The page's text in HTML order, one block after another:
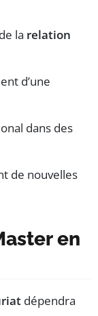
la relation
d’une
dans des
de nouvelles
en
dépendra